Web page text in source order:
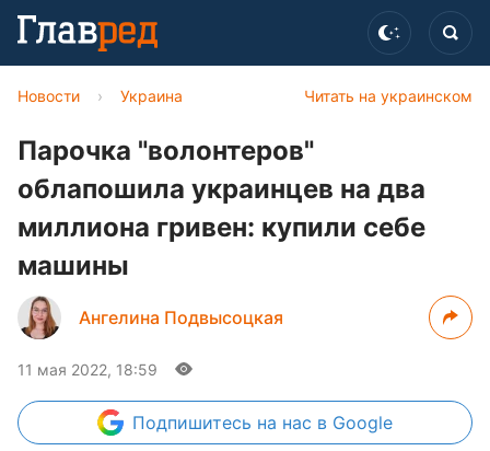
Читать на украинском
Новости › Украина
Парочка "волонтеров"
облапошила украинцев на два
миллиона гривен: купили себе
машины
Ангелина Подвысоцкая
11 мая 2022, 18:59
Подпишитесь на нас в Google